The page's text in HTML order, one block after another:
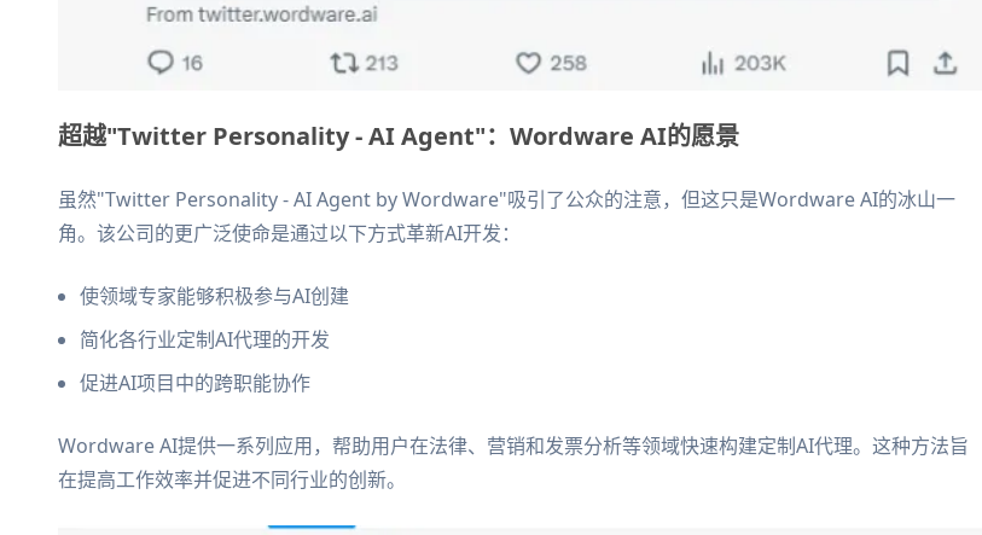
超越"Twitter Personality - AI Agent"：Wordware AI的愿景
虽然"Twitter Personality - AI Agent by Wordware"吸引了公众的注意，但这只是Wordware AI的冰山一
角。该公司的更广泛使命是通过以下方式革新AI开发：
使领域专家能够积极参与AI创建
简化各行业定制AI代理的开发
促进AI项目中的跨职能协作
Wordware AI提供一系列应用，帮助用户在法律、营销和发票分析等领域快速构建定制AI代理。这种方法旨
在提高工作效率并促进不同行业的创新。